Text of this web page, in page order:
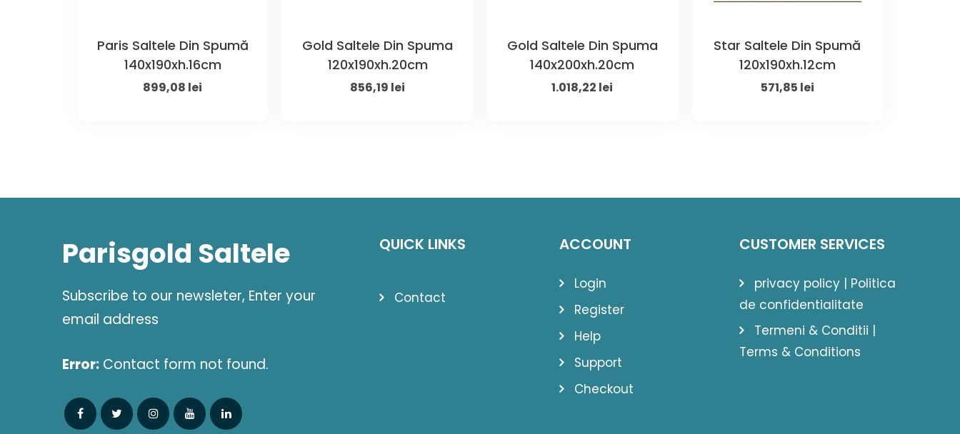
Paris Saltele Din Spumă
140x190xh.16cm
Original
899,08 lei
Gold Saltele Din Spuma
120x190xh.20cm
Original
856,19 lei
Gold Saltele Din Spuma
140x200xh.20cm
Original
1.018,22 lei
Star Saltele Din Spumă
120x190xh.12cm
Original
571,85 leiCurrent
Parisgold Saltele
Subscribe to our newsleter, Enter your
email address
Error: Contact form not found.
QUICK LINKS
Contact
ACCOUNT
Login
Register
Help
Support
Checkout
CUSTOMER SERVICES
privacy policy | Politica
de confidentialitate
Termeni & Conditii |
Terms & Conditions